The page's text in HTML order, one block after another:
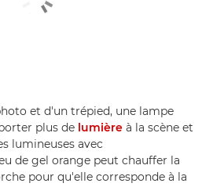
et d'un trépied, une lampe
plus de lumière à la scène et
lumineuses avec
de gel orange peut chauffer la
pour qu'elle corresponde à la